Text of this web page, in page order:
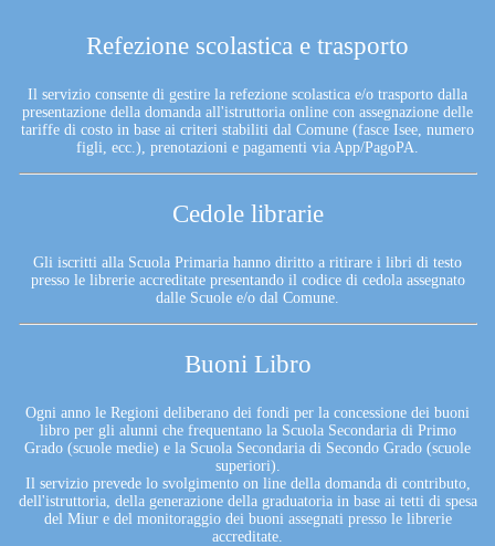
Refezione scolastica e trasporto
Il servizio consente di gestire la refezione scolastica e/o trasporto dalla
presentazione della domanda all'istruttoria online con assegnazione delle
tariffe di costo in base ai criteri stabiliti dal Comune (fasce Isee, numero
figli, ecc.), prenotazioni e pagamenti via App/PagoPA.
Cedole librarie
Gli iscritti alla Scuola Primaria hanno diritto a ritirare i libri di testo
presso le librerie accreditate presentando il codice di cedola assegnato
dalle Scuole e/o dal Comune.
Buoni Libro
Ogni anno le Regioni deliberano dei fondi per la concessione dei buoni
libro per gli alunni che frequentano la Scuola Secondaria di Primo
Grado (scuole medie) e la Scuola Secondaria di Secondo Grado (scuole
superiori).
Il servizio prevede lo svolgimento on line della domanda di contributo,
dell'istruttoria, della generazione della graduatoria in base ai tetti di spesa
del Miur e del monitoraggio dei buoni assegnati presso le librerie
accreditate.